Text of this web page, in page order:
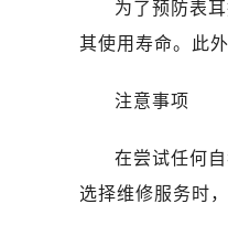
黑
黑
黑
黑
为了预防表
其使用寿命。此
注意事项
在尝试任何
选择维修服务时